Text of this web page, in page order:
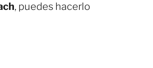
, puedes hacerlo